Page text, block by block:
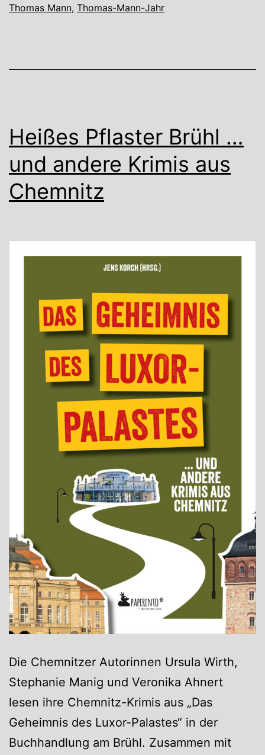
Thomas Mann, Thomas-Mann-Jahr
Heißes Pflaster Brühl …
und andere Krimis aus
Chemnitz
Die Chemnitzer Autorinnen Ursula Wirth,
Stephanie Manig und Veronika Ahnert
lesen ihre Chemnitz-Krimis aus „Das
Geheimnis des Luxor-Palastes“ in der
Buchhandlung am Brühl. Zusammen mit